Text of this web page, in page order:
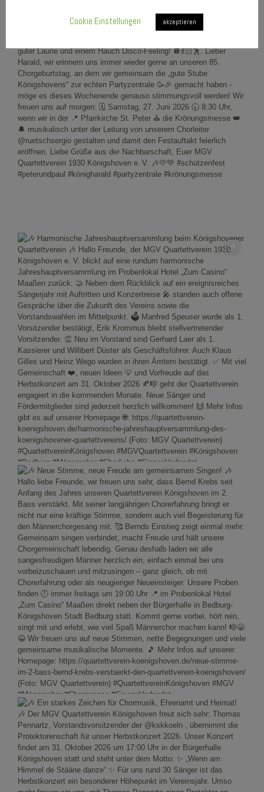
Cookie Einstellungen akzeptieren